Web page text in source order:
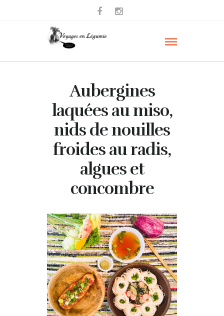
Aubergines
laquées au miso,
nids de nouilles
froides au radis,
algues et
concombre